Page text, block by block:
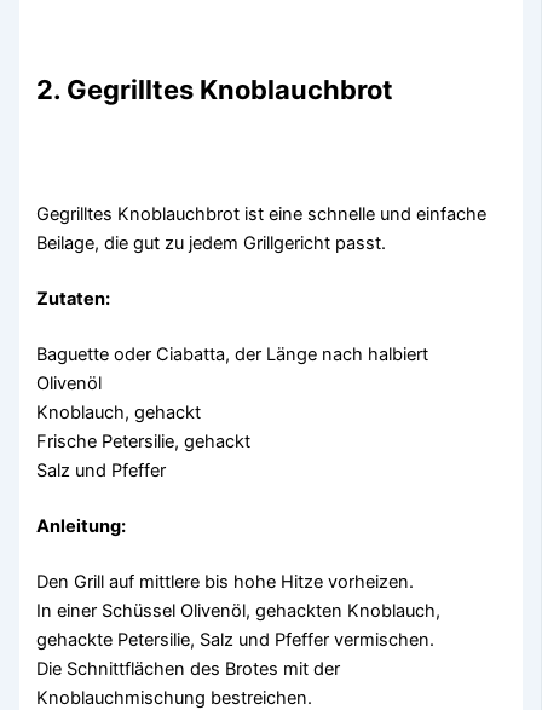
2. Gegrilltes Knoblauchbrot
Gegrilltes Knoblauchbrot ist eine schnelle und einfache
Beilage, die gut zu jedem Grillgericht passt.
Zutaten:
Baguette oder Ciabatta, der Länge nach halbiert
Olivenöl
Knoblauch, gehackt
Frische Petersilie, gehackt
Salz und Pfeffer
Anleitung:
Den Grill auf mittlere bis hohe Hitze vorheizen.
In einer Schüssel Olivenöl, gehackten Knoblauch,
gehackte Petersilie, Salz und Pfeffer vermischen.
Die Schnittflächen des Brotes mit der
Knoblauchmischung bestreichen.